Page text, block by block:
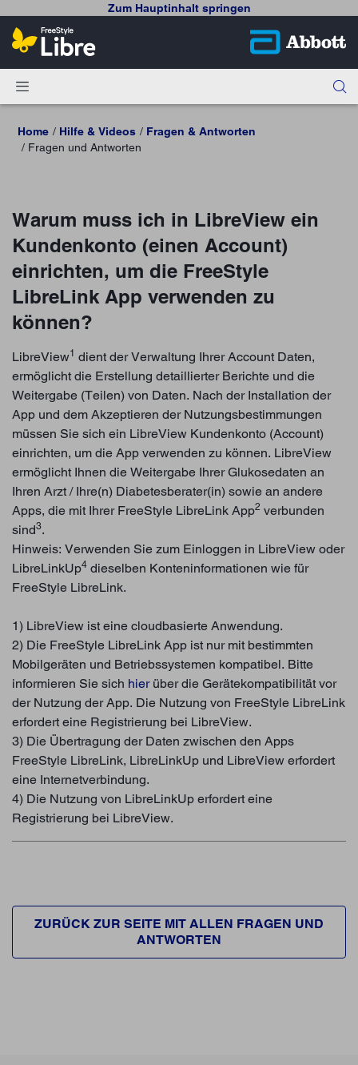
Zum Hauptinhalt springen
Home Hilfe & Videos
Fragen & Antworten
Fragen und Antworten
Warum muss ich in LibreView ein
Kundenkonto (einen Account)
einrichten, um die FreeStyle
LibreLink App verwenden zu
können?
LibreView1 dient der Verwaltung Ihrer Account Daten,
ermöglicht die Erstellung detaillierter Berichte und die
Weitergabe (Teilen) von Daten. Nach der Installation der
App und dem Akzeptieren der Nutzungsbestimmungen
müssen Sie sich ein LibreView Kundenkonto (Account)
einrichten, um die App verwenden zu können. LibreView
ermöglicht Ihnen die Weitergabe Ihrer Glukosedaten an
Ihren Arzt / Ihre(n) Diabetesberater(in) sowie an andere
Apps, die mit Ihrer FreeStyle LibreLink App2 verbunden
sind3.
Hinweis: Verwenden Sie zum Einloggen in LibreView oder
LibreLinkUp4 dieselben Konteninformationen wie für
FreeStyle LibreLink.
1) LibreView ist eine cloudbasierte Anwendung.
2) Die FreeStyle LibreLink App ist nur mit bestimmten
Mobilgeräten und Betriebssystemen kompatibel. Bitte
informieren Sie sich hierüber die Gerätekompatibilität vor
der Nutzung der App. Die Nutzung von FreeStyle LibreLink
erfordert eine Registrierung bei LibreView.
3) Die Übertragung der Daten zwischen den Apps
FreeStyle LibreLink, LibreLinkUp und LibreView erfordert
eine Internetverbindung.
4) Die Nutzung von LibreLinkUp erfordert eine
Registrierung bei LibreView.
ZURÜCK ZUR SEITE MIT ALLEN FRAGEN UND
ANTWORTEN